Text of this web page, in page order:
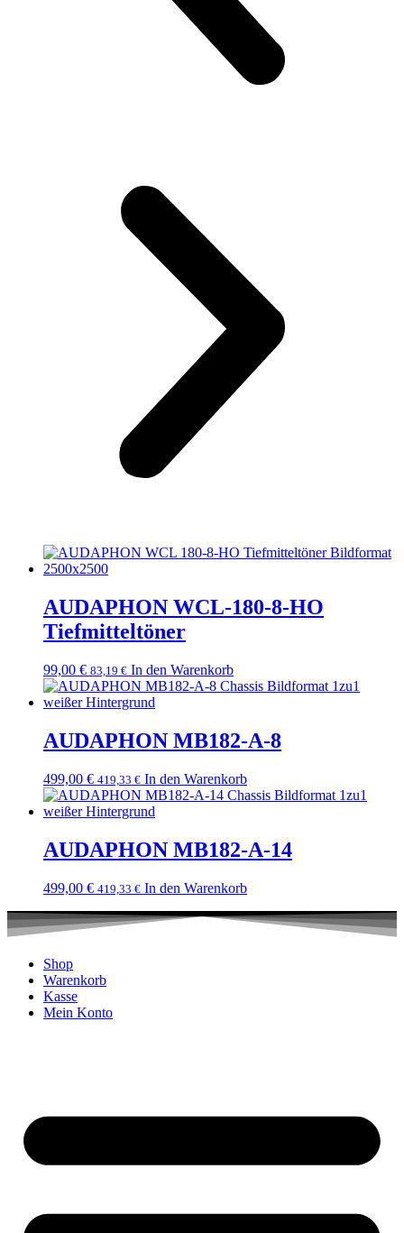
AUDAPHON WCL-180-8-HO
Tiefmitteltöner
99,00 € 83,19 € In den Warenkorb
AUDAPHON MB182-A-8
499,00 € 419,33 € In den Warenkorb
AUDAPHON MB182-A-14
499,00 € 419,33 € In den Warenkorb
Shop
Warenkorb
Kasse
Mein Konto